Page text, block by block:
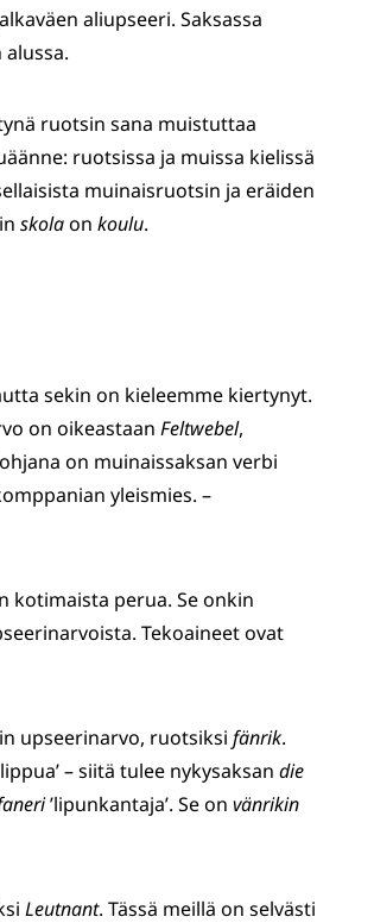
aliupseeri. Saksassa
ruotsin sana muistuttaa
ruotsissa ja muissa kielissä
muinaisruotsin ja eräiden
skolaon koulu.
sekin on kieleemme kiertynyt.
on oikeastaan Feltwebel,
on muinaissaksan verbi
yleismies. –
kotimaista perua. Se onkin
Tekoaineet ovat
upseerinarvo, ruotsiksi fänrik.
– siitä tulee nykysaksan die
’lipunkantaja’. Se on vänrikin
Leutnant. Tässä meillä on selvästi